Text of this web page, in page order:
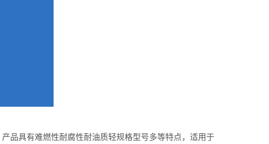
品具有难燃性耐腐性耐油质轻规格型号多等特点，适用于